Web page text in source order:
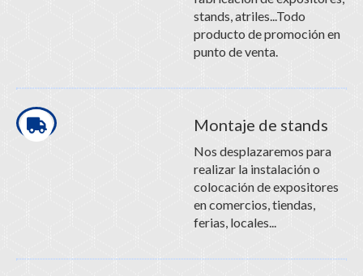
stands, atriles...Todo
producto de promoción en
punto de venta.
Montaje de stands
Nos desplazaremos para
realizar la instalación o
colocación de expositores
en comercios, tiendas,
ferias, locales...